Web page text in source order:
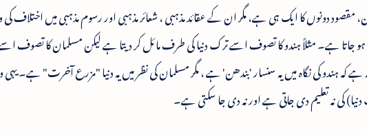
مقصود دونوں کا ایک ہی ہے، مگر ان کے عقائد مذہبی ، شعائر مذہبی اور رسوم مذہبی میں اختلاف
جاتا ہے۔ مثلاً ہندو کا تصوف اسے ترک دنیا کی طرف مائل کر دیتا ہے لیکن مسلمان کا
کہ ہندو کی نگاہ میں یہ سنسار 'بندھن' ہے ، مگر مسلمان کی نظر میں یہ دنیا "مزرع آخرت" ہے۔
کی نہ تعلیم دی جاتی ہے اور نہ دی جا سکتی ہے۔